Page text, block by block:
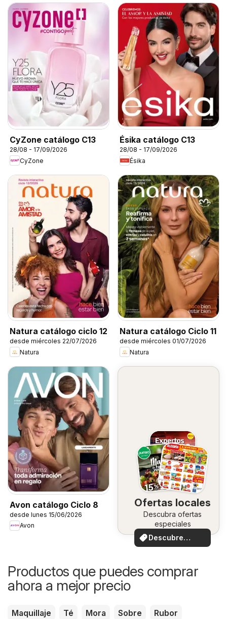
CyZone catálogo C13
28/08 - 17/09/2026
CyZone
Ésika catálogo C13
28/08 - 17/09/2026
Ésika
Natura catálogo ciclo 12
desde miércoles 22/07/2026
Natura
Natura catálogo Ciclo 11
desde miércoles 01/07/2026
Natura
Avon catálogo Ciclo 8
desde lunes 15/06/2026
Avon
Ofertas locales
Descubra ofertas
especiales
Descubre
ofertas
Productos que puedes comprar
ahora a mejor precio
Maquillaje Té Mora Sobre
Rubor